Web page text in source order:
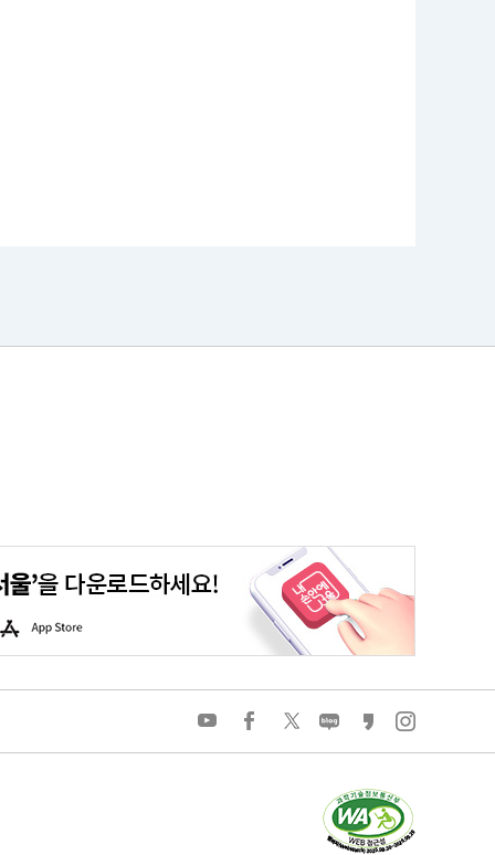
평생학습포털 대기환경정보 에코마일리지
A
p
p
t
유
브
페
이
스
트
위
터
네
이
버
그
카
카
오
토
리
인
스
타